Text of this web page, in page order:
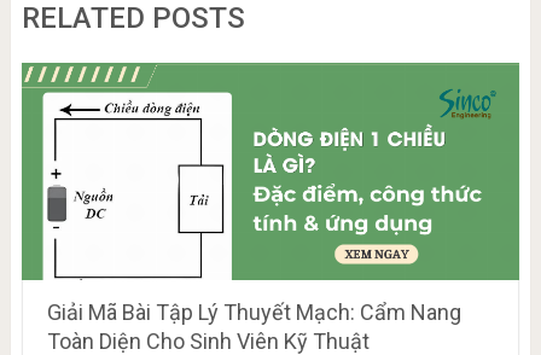
RELATED POSTS
Giải Mã Bài Tập Lý Thuyết Mạch: Cẩm Nang
Toàn Diện Cho Sinh Viên Kỹ Thuật